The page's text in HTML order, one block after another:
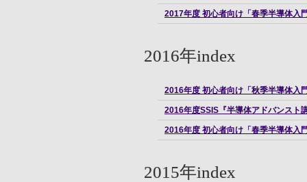
2017年度 初心者向け「春季半導体入
2016年index
2016年度 初心者向け「秋季半導体入
2016年度SSIS『半導体アドバンスト
2016年度 初心者向け「春季半導体入
2015年index